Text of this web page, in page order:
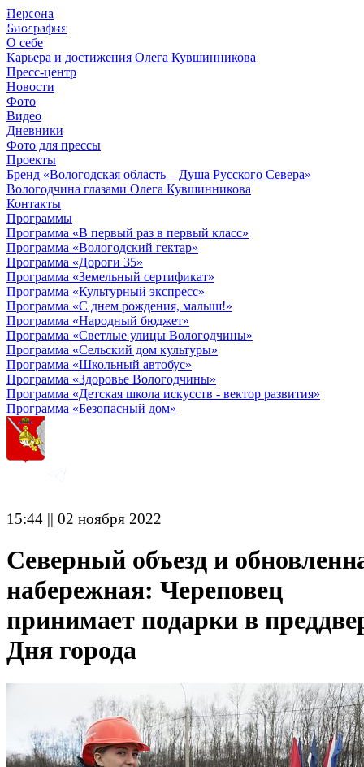
Персона
Биография
О себе
Карьера и достижения Олега Кувшинникова
Пресс-центр
Новости
Фото
Видео
Дневники
Фото для прессы
Проекты
Бренд «Вологодская область – Душа Русского Севера»
Вологодчина глазами Олега Кувшинникова
Контакты
Программы
Программа «В первый раз в первый класс»
Программа «Вологодский гектар»
Программа «Дороги 35»
Программа «Земельный сертификат»
Программа «Культурный экспресс»
Программа «С днем рождения, малыш!»
Программа «Народный бюджет»
Программа «Светлые улицы Вологодчины»
Программа «Сельский дом культуры»
Программа «Школьный автобус»
Программа «Здоровье Вологодчины»
Программа «Детская школа искусств - вектор развития»
Программа «Безопасный дом»
15:44 || 02 ноября 2022
Северный объезд и
набережная: Череповец
принимает подарки в
Дня города
© 2012 - 2023,
КУВШИННИКОВ О.А.